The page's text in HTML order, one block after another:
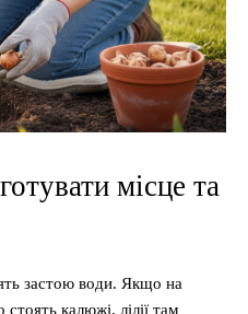
місце та
застою води. Якщо на
калюжі, лілії там